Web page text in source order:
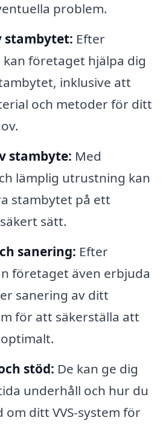
problem.
stambytet: Efter
företaget hjälpa dig
inklusive att
och metoder för ditt
stambyte: Med
lämplig utrustning kan
stambytet på ett
sätt.
sanering: Efter
företaget även erbjuda
sanering av ditt
för att säkerställa att
stöd: De kan ge dig
underhåll och hur du
om ditt VVS-system för